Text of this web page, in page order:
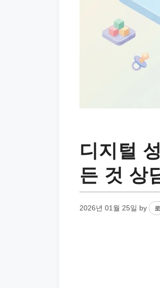
디지털
든 것 상
2026년 01월 25일 by